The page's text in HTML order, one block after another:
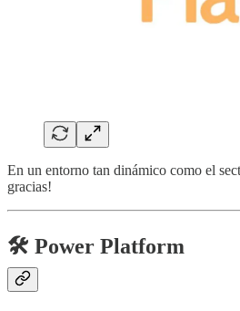
En un entorno tan dinámico como el
gracias!
🛠️ Power Platform